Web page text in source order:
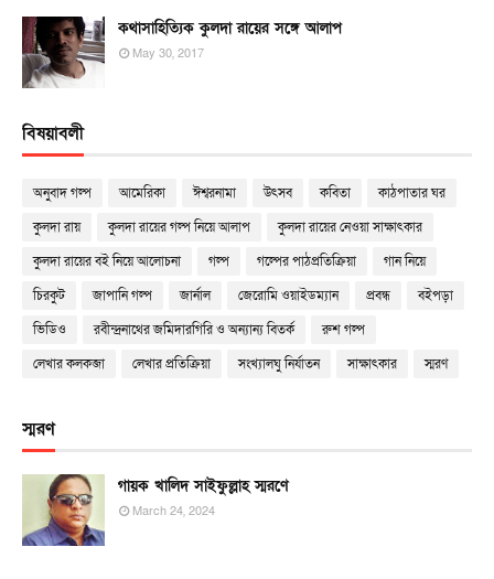
কথাসাহিত্যিক কুলদা রায়ের সঙ্গে আলাপ
May 30, 2017
বিষয়াবলী
অনুবাদ গল্প আমেরিকা ঈশ্বরনামা উৎসব কবিতা
কাঠপাতার ঘর
কুলদা রায়
কুলদা রায়ের গল্প নিয়ে আলাপ
কুলদা রায়ের নেওয়া সাক্ষাৎকার
কুলদা রায়ের বই নিয়ে আলোচনা
গল্প গল্পের পাঠপ্রতিক্রিয়া
গান নিয়ে
চিরকুট
জাপানি গল্প জার্নাল জেরোমি ওয়াইডম্যান প্রবন্ধ
বইপড়া
ভিডিও
রবীন্দ্রনাথের জমিদারগিরি ও অন্যান্য বিতর্ক
রুশ গল্প
লেখার কলকব্জা
লেখার প্রতিক্রিয়া সংখ্যালঘু নির্যাতন সাক্ষাৎকার স্মরণ
স্মরণ
গায়ক খালিদ সাইফুল্লাহ স্মরণে
March 24, 2024